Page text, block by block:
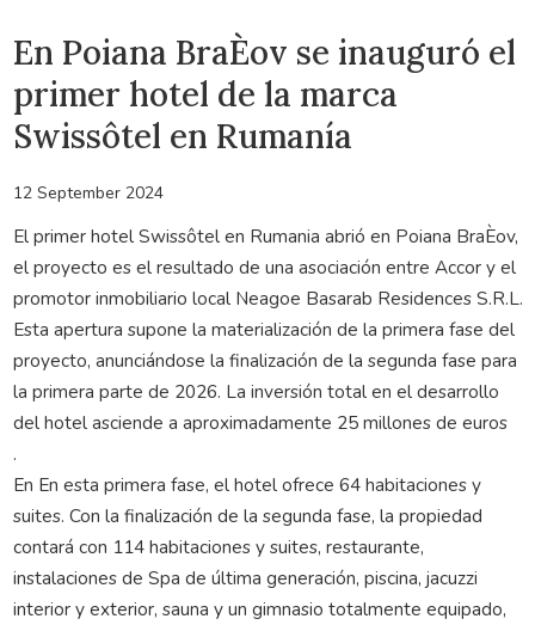
En Poiana BraÈov se inauguró el
primer hotel de la marca
Swissôtel en Rumanía
12 September 2024
El primer hotel Swissôtel en Rumania abrió en Poiana BraÈov,
el proyecto es el resultado de una asociación entre Accor y el
promotor inmobiliario local Neagoe Basarab Residences S.R.L.
Esta apertura supone la materialización de la primera fase del
proyecto, anunciándose la finalización de la segunda fase para
la primera parte de 2026. La inversión total en el desarrollo
del hotel asciende a aproximadamente 25 millones de euros
.
En En esta primera fase, el hotel ofrece 64 habitaciones y
suites. Con la finalización de la segunda fase, la propiedad
contará con 114 habitaciones y suites, restaurante,
instalaciones de Spa de última generación, piscina, jacuzzi
interior y exterior, sauna y un gimnasio totalmente equipado,